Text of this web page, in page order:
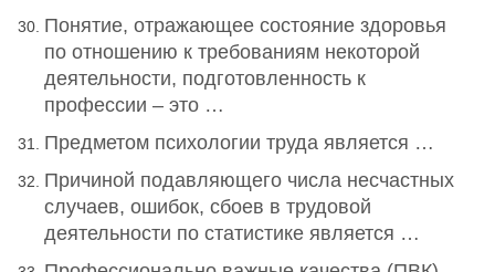
Понятие, отражающее состояние здоровья
по отношению к требованиям некоторой
деятельности, подготовленность к
профессии – это …
Предметом психологии труда является …
Причиной подавляющего числа несчастных
случаев, ошибок, сбоев в трудовой
деятельности по статистике является …